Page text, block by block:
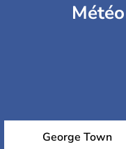
George Town